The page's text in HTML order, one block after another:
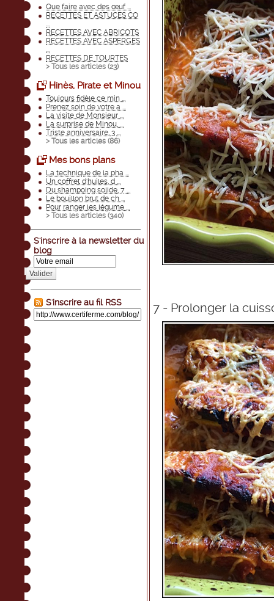
Que faire avec des œuf ...
RECETTES ET ASTUCES CO
...
RECETTES AVEC ABRICOTS
RECETTES AVEC ASPERGES
...
RECETTES DE TOURTES
> Tous les articles (23)
Hinès, Pirate et Minou
Toujours fidèle ce min ...
Prenez soin de votre a ...
La visite de Monsieur ...
La surprise de Minou, ...
Triste anniversaire, 3 ...
> Tous les articles (86)
Mes bons plans
La technique de la pha ...
Un coffret d'huiles, d ...
Du shampoing solide, 7 ...
Le bouillon brut de ch ...
Pour ranger les légume ...
> Tous les articles (340)
S'inscrire à la newsletter du
blog
Valider
S'inscrire au fil RSS 7 - Prolonger la